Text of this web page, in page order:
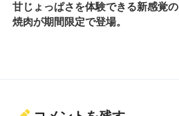
甘じょっぱさを体験できる新感覚の
焼肉が期間限定で登場。